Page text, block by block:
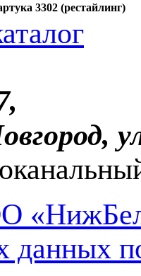
3302 (рестайлинг)
данных